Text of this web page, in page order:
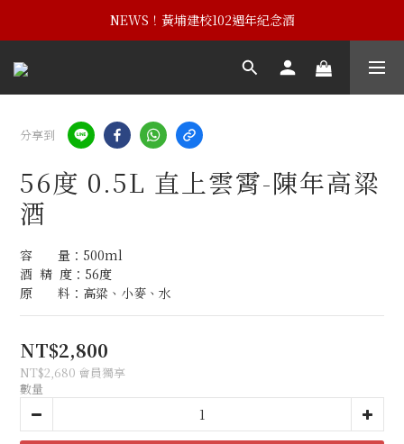
NEWS！黃埔建校102週年紀念酒
NEWS！黃埔建校102週年紀念酒
NEWS！2026端午新品上市中
分享到
56度 0.5L 直上雲霄-陳年高粱
酒
容　　量：500ml
酒  精  度：56度
原　　料：高粱、小麥、水
NT$2,800
NT$2,680 會員獨享
數量